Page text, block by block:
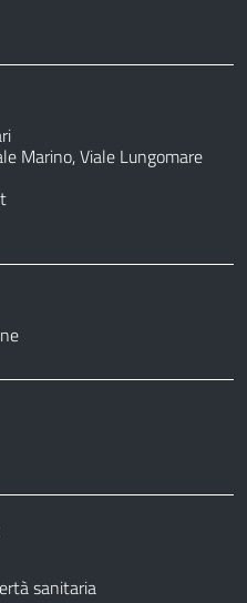
Marino, Viale Lungomare
sanitaria